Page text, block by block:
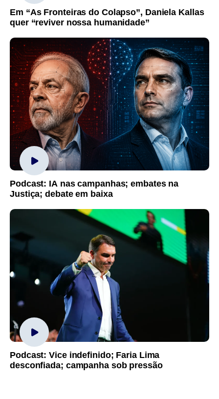
Em “As Fronteiras do Colapso”, Daniela Kallas
quer “reviver nossa humanidade”
Podcast: IA nas campanhas; embates na
Justiça; debate em baixa
Podcast: Vice indefinido; Faria Lima
desconfiada; campanha sob pressão